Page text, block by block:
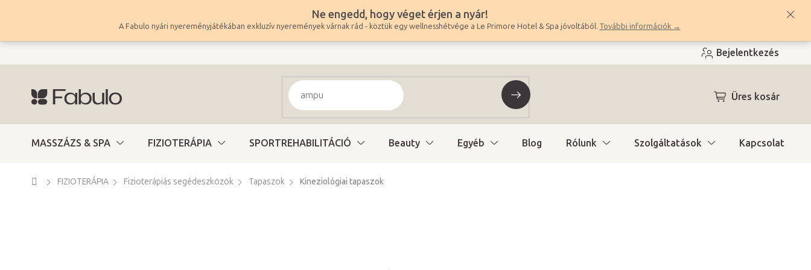
tartalomhoz
Ne engedd, hogy véget érjen a nyár!
A Fabulo nyári nyereményjátékában exkluzív nyeremények várnak rád - köztük egy wellnesshétvége a Le Primore Hotel & Spa jóvoltából. További információk →
Bejelentkezés
KOSÁR
Üres kosár
MASSZÁZS & SPA FIZIOTERÁPIA SPORTREHABILITÁCIÓ Beauty Egyéb Blog Rólunk Szolgáltatások Kapcsolat
Kezdőlap
FIZIOTERÁPIA Fizioterápiás segédeszközök Tapaszok Kineziológiai tapaszok